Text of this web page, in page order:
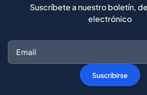
Suscríbete a nuestro boletín,
electrónico
Suscribirse